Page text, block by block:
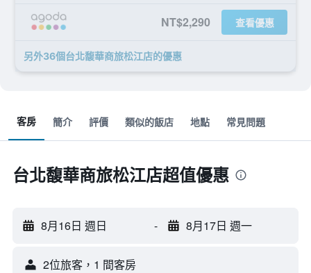
NT$2,290 查看優惠
另外36個台北馥華商旅松江店​的優惠
客房 簡介 評價 類似的飯店 地點 常見問題
台北馥華商旅松江店超值優惠
8月16日 週日 - 8月17日 週一
2位旅客，1 間客房